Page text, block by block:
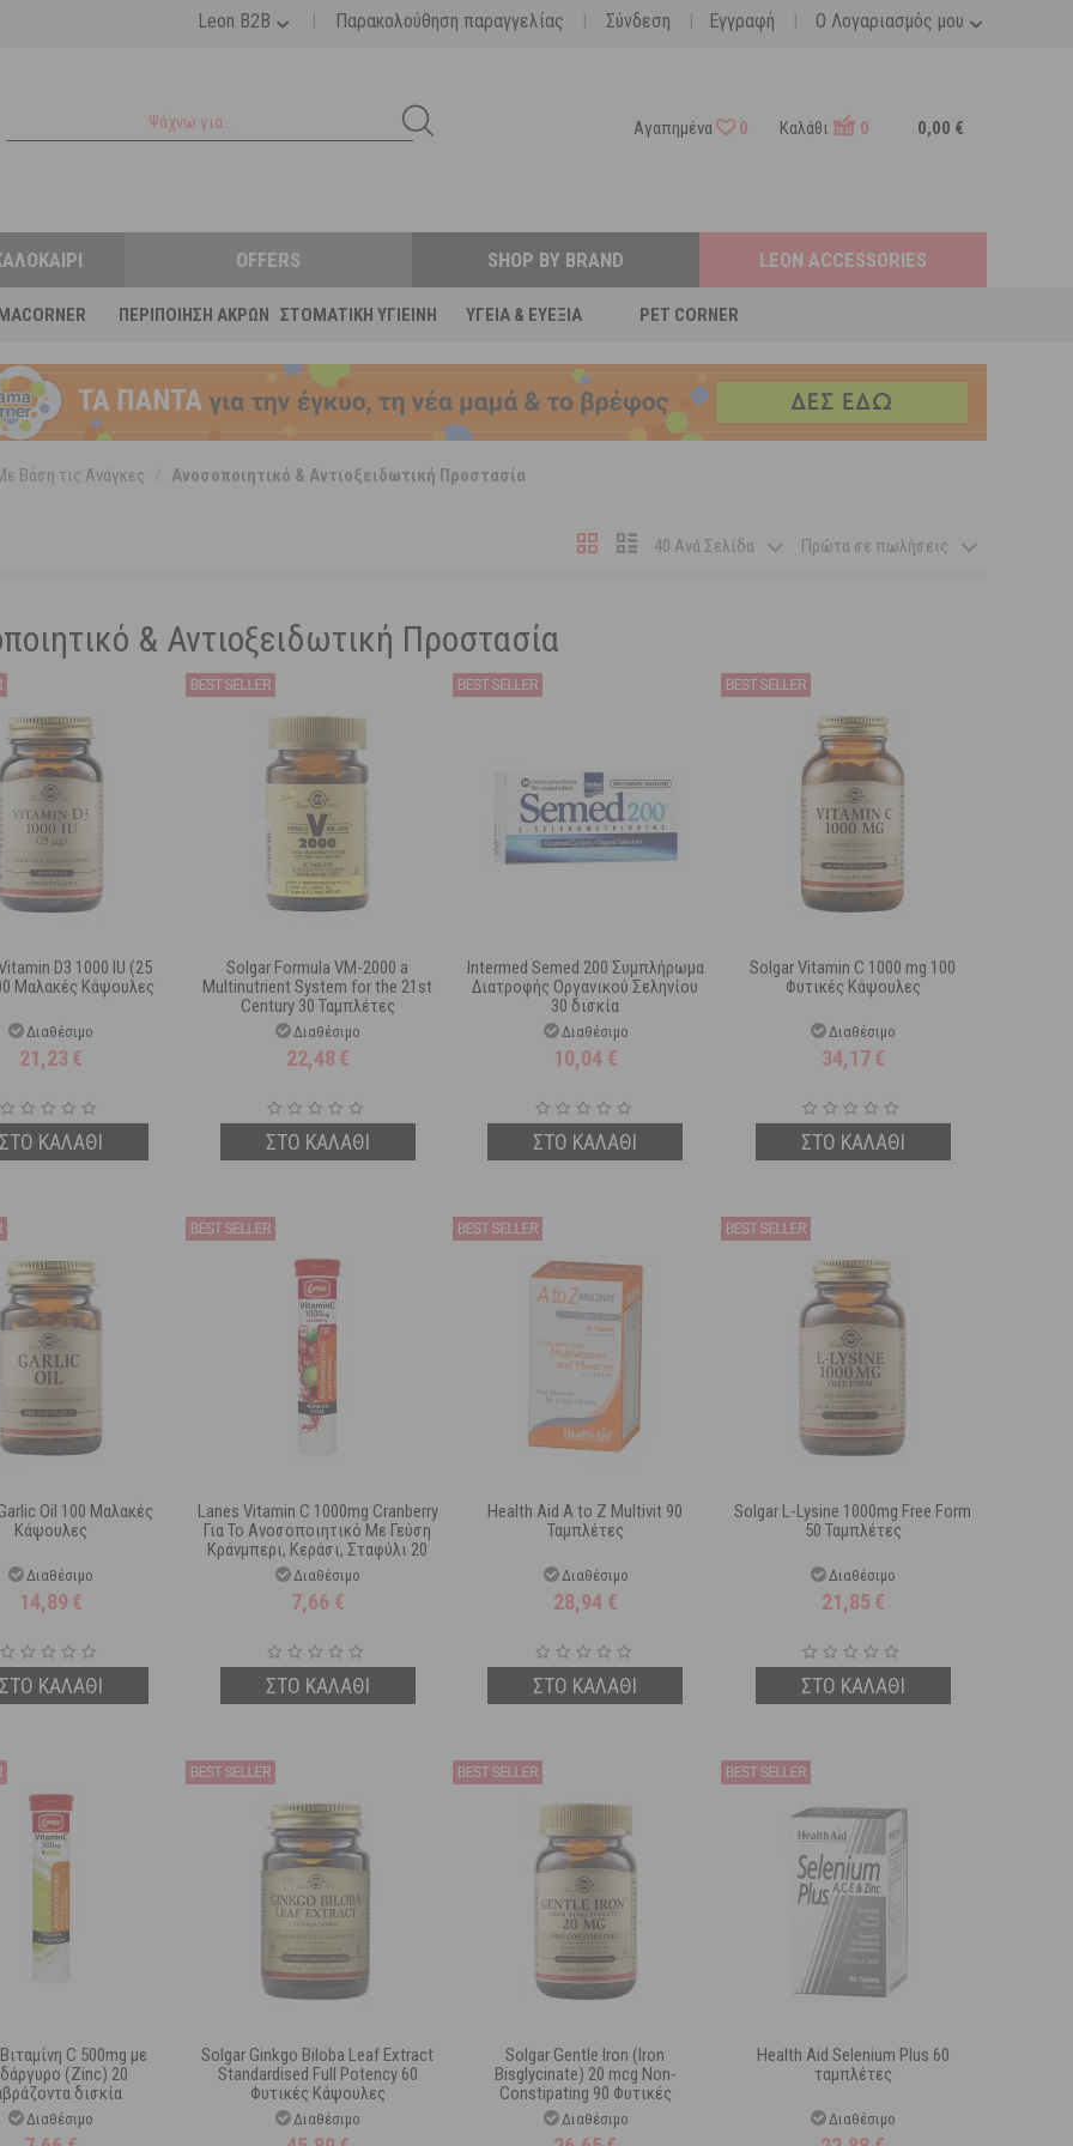
Ο Λογαριασμός μου
Leon B2B | Παρακολούθηση παραγγελίας | Σύνδεση | Εγγραφή |
Αγαπημένα 0 Καλάθι 0 0,00 €
ΠΕΡΙΠΟΊΗΣΗ ΆΚΡΩΝ ΣΤΟΜΑΤΙΚΉ ΥΓΙΕΙΝΉ ΥΓΕΊΑ & ΕΥΕΞΊΑ PET CORNER
OFFERS SHOP BY BRAND LEON ACCESSORIES
Βάση τις Ανάγκες Ανοσοποιητικό & Αντιοξειδωτική Προστασία
Πρώτα σε πωλήσεις
40 Ανά Σελίδα
& Αντιοξειδωτική Προστασία
D3 1000 IU (25
Μαλακές Κάψουλες
Διαθέσιμο
21,23 €
ΣΤΟ ΚΑΛΑΘΙ
Solgar Formula VM-2000 a
Multinutrient System for the 21st
Century 30 Ταμπλέτες
Διαθέσιμο
22,48 €
ΣΤΟ ΚΑΛΑΘΙ
Intermed Semed 200 Συμπλήρωμα
Διατροφής Οργανικού Σεληνίου
30 δισκία
Διαθέσιμο
10,04 €
ΣΤΟ ΚΑΛΑΘΙ
Solgar Vitamin C 1000 mg 100
Φυτικές Κάψουλες
Διαθέσιμο
34,17 €
ΣΤΟ ΚΑΛΑΘΙ
Oil 100 Μαλακές
Κάψουλες
Διαθέσιμο
14,89 €
ΣΤΟ ΚΑΛΑΘΙ
Lanes Vitamin C 1000mg Cranberry
Για Το Ανοσοποιητικό Με Γεύση
Κράνμπερι, Κεράσι, Σταφύλι 20
Αναβράζουσες Ταμπλέτες
Διαθέσιμο
7,66 €
ΣΤΟ ΚΑΛΑΘΙ
Health Aid A to Z Multivit 90
Ταμπλέτες
Διαθέσιμο
28,94 €
ΣΤΟ ΚΑΛΑΘΙ
Solgar L-Lysine 1000mg Free Form
50 Ταμπλέτες
Διαθέσιμο
21,85 €
ΣΤΟ ΚΑΛΑΘΙ
C 500mg με
(Zinc) 20
δισκία
Διαθέσιμο
Solgar Ginkgo Biloba Leaf Extract
Standardised Full Potency 60
Φυτικές Κάψουλες
Διαθέσιμο
Solgar Gentle Iron (Iron
Bisglycinate) 20 mcg Non-
Constipating 90 Φυτικές
Κάψουλες
Διαθέσιμο
Health Aid Selenium Plus 60
ταμπλέτες
Διαθέσιμο